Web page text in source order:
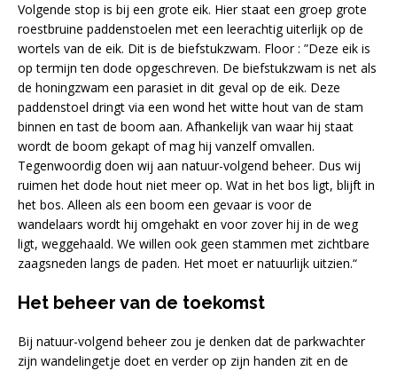
Volgende stop is bij een grote eik. Hier staat een groep grote
roestbruine paddenstoelen met een leerachtig uiterlijk op de
wortels van de eik. Dit is de biefstukzwam. Floor : ”Deze eik is
op termijn ten dode opgeschreven. De biefstukzwam is net als
de honingzwam een parasiet in dit geval op de eik. Deze
paddenstoel dringt via een wond het witte hout van de stam
binnen en tast de boom aan. Afhankelijk van waar hij staat
wordt de boom gekapt of mag hij vanzelf omvallen.
Tegenwoordig doen wij aan natuur-volgend beheer. Dus wij
ruimen het dode hout niet meer op. Wat in het bos ligt, blijft in
het bos. Alleen als een boom een gevaar is voor de
wandelaars wordt hij omgehakt en voor zover hij in de weg
ligt, weggehaald. We willen ook geen stammen met zichtbare
zaagsneden langs de paden. Het moet er natuurlijk uitzien.“
Het beheer van de toekomst
Bij natuur-volgend beheer zou je denken dat de parkwachter
zijn wandelingetje doet en verder op zijn handen zit en de